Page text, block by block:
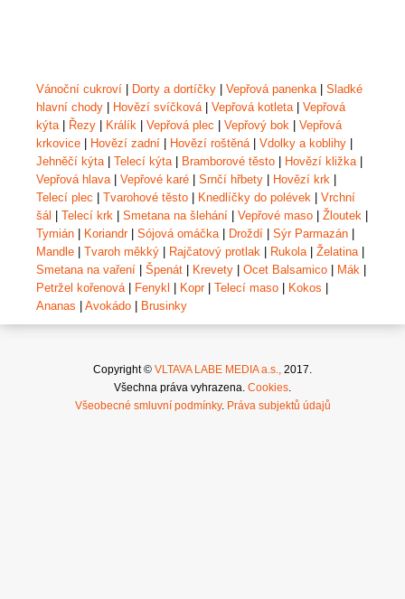
Vánoční cukroví | Dorty a dortíčky | Vepřová panenka | Sladké
hlavní chody | Hovězí svíčková | Vepřová kotleta | Vepřová
kýta | Řezy | Králík | Vepřová plec | Vepřový bok | Vepřová
krkovice | Hovězí zadní | Hovězí roštěná | Vdolky a koblihy |
Jehněčí kýta | Telecí kýta | Bramborové těsto | Hovězí kližka |
Vepřová hlava | Vepřové karé | Srnčí hřbety | Hovězí krk |
Telecí plec | Tvarohové těsto | Knedlíčky do polévek | Vrchní
šál | Telecí krk | Smetana na šlehání | Vepřové maso | Žloutek |
Tymián | Koriandr| Sójová omáčka | Droždí | Sýr Parmazán |
Mandle | Tvaroh měkký | Rajčatový protlak | Rukola | Želatina |
Smetana na vaření | Špenát | Krevety | Ocet Balsamico | Mák |
Petržel kořenová | Fenykl | Kopr| Telecí maso | Kokos |
Ananas | Avokádo | Brusinky
Copyright © VLTAVA LABE MEDIA a.s.,
2017.
Všechna práva vyhrazena. Cookies
Všeobecné smluvní podmínky. Práva subjektů údajů